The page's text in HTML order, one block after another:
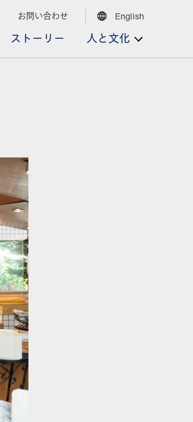
ストーリー 人と文化
お問い合わせ English